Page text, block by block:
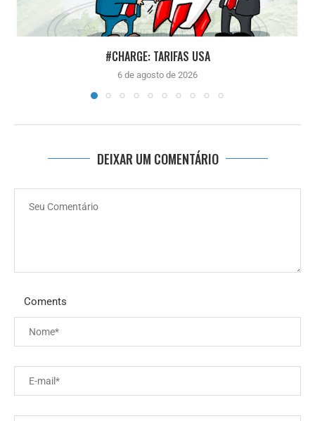
#CHARGE: TARIFAS USA
6 de agosto de 2026
DEIXAR UM COMENTÁRIO
Coments